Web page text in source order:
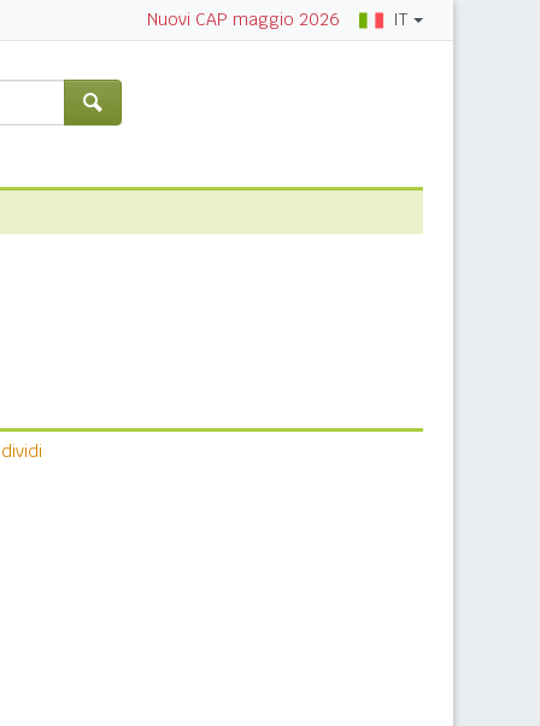
Nuovi CAP maggio 2026 IT